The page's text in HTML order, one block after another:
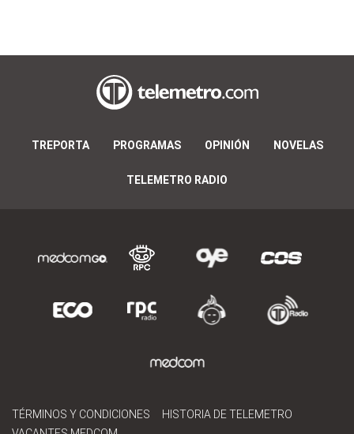
TREPORTA PROGRAMAS OPINIÓN NOVELAS
TELEMETRO RADIO
TÉRMINOS Y CONDICIONES
HISTORIA DE TELEMETRO